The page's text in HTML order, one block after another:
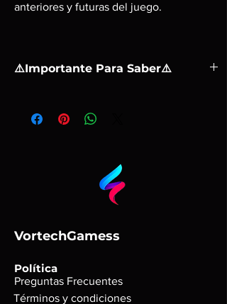
anteriores y futuras del juego.
⚠️Importante Para Saber⚠️
❗ No puede activarse el préstamo familiar. Se
❗ Tu estas comprando una cuenta con el
la contraseña de la cuenta de steam, despues
de la instalación lo que recomendamos es que
desconectado.
❗ Antes de realizar la compra revisa que el
VortechGamess
Política
Preguntas Frecuentes
Términos y condiciones